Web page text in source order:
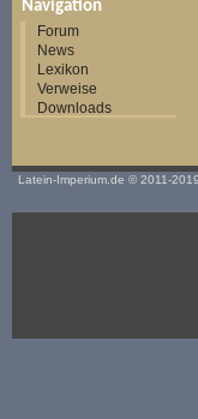
Navigation
Forum
News
Lexikon
Verweise
Downloads
Latein-Imperium.de © 2011-2019